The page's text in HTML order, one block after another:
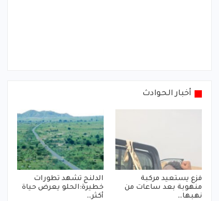
أخبار الحوادث
فزع يستعيد مركبة
منهوبة بعد ساعات من
نهبها…
الدلنج تشهد تطورات
خطيرة:الحلو يعرض حياة
أكثر…